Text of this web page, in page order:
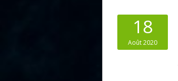
18
Août 2020